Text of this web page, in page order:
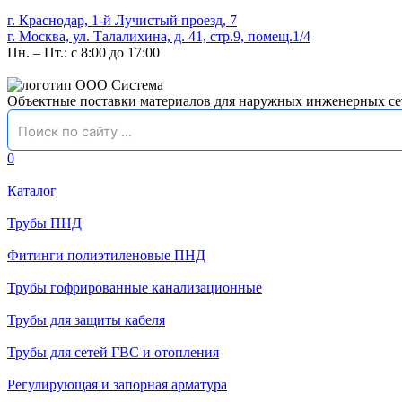
г. Краснодар, 1-й Лучистый проезд, 7
г. Москва, ул. Талалихина, д. 41, стр.9, помещ.1/4
Пн. – Пт.: с 8:00 до 17:00
Объектные поставки материалов для наружных инженерных
0
Каталог
Трубы ПНД
Фитинги полиэтиленовые ПНД
Трубы гофрированные канализационные
Трубы для защиты кабеля
Трубы для сетей ГВС и отопления
Регулирующая и запорная арматура